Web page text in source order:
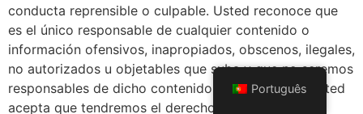
conducta reprensible o culpable. Usted reconoce que
es el único responsable de cualquier contenido o
información ofensivos, inapropiados, obscenos, ilegales,
no autorizados u objetables que suba y que no seremos
responsables de dicho contenido o información. Usted
acepta que tendremos el derecho y la obligación
Português